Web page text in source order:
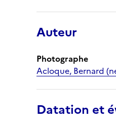
Auteur
Photographe
Acloque, Bernard
Datation et